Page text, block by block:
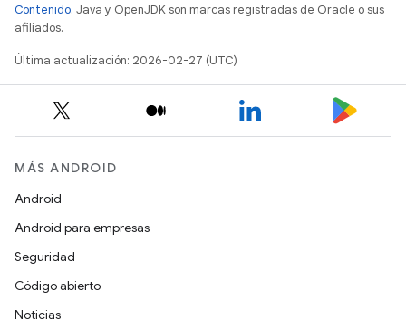
Contenido. Java y OpenJDK son marcas registradas de Oracle o sus
afiliados.
Última actualización: 2026-02-27 (UTC)
MÁS ANDROID
Android
Android para empresas
Seguridad
Código abierto
Noticias